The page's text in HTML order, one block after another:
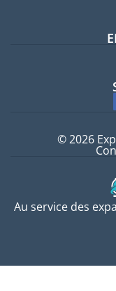
Au service des
© 2026